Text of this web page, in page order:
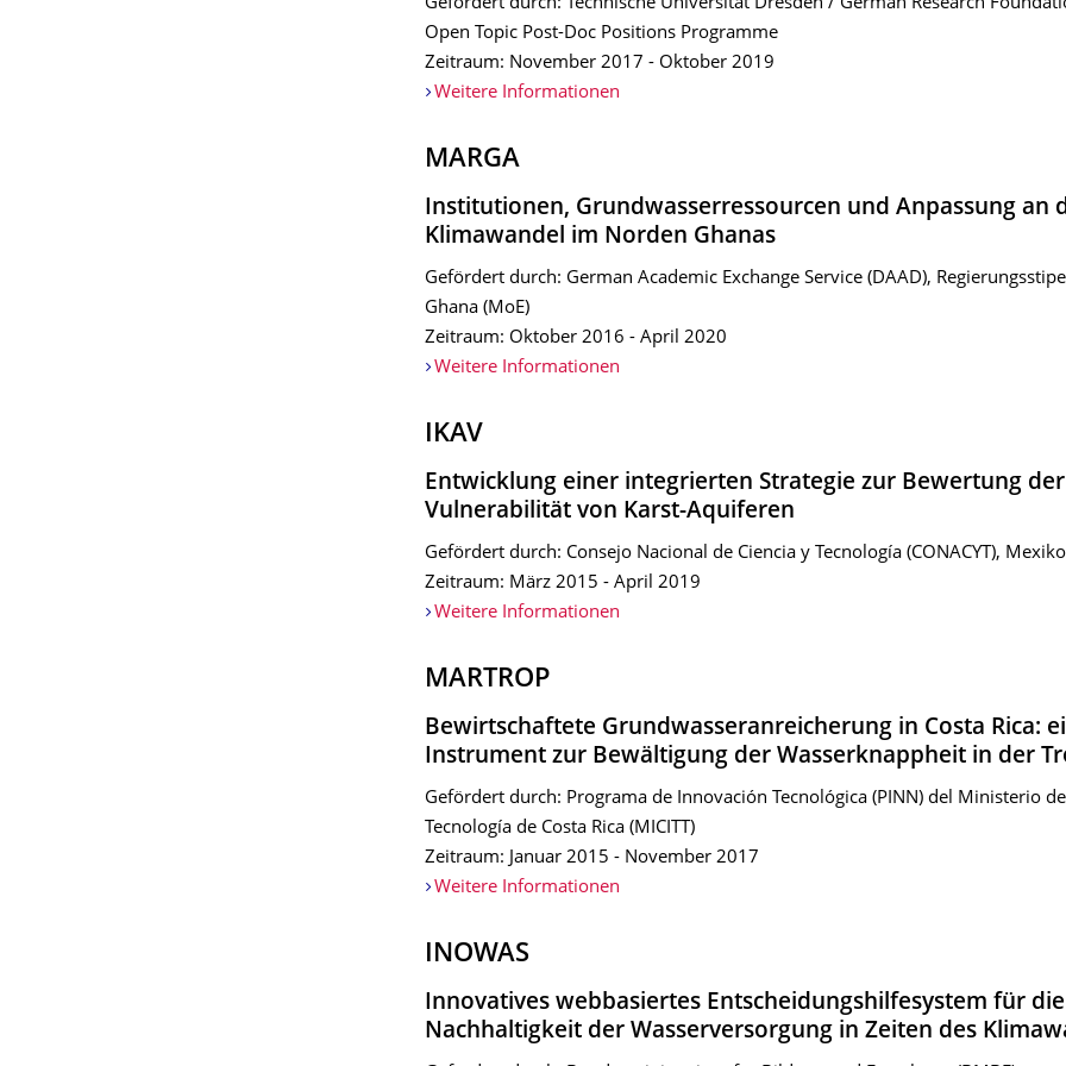
Gefördert durch: Technische Universität Dresden / German Research
Open Topic Post-Doc Positions Programme
Zeitraum: November 2017 - Oktober 2019
Weitere Informationen
MARGA
Institutionen, Grundwasserressourcen und Anpassung an
Klimawandel im Norden Ghanas
Gefördert durch: German Academic Exchange Service (DAAD),
Ghana (MoE)
Zeitraum: Oktober 2016 - April 2020
Weitere Informationen
IKAV
Entwicklung einer integrierten Strategie zur Bewertung der
Vulnerabilität von Karst-Aquiferen
Gefördert durch: Consejo Nacional de Ciencia y Tecnología (CONACYT), Mexiko
Zeitraum: März 2015 - April 2019
Weitere Informationen
MARTROP
Bewirtschaftete Grundwasseranreicherung in Costa Rica:
Instrument zur Bewältigung der Wasserknappheit in der
Gefördert durch: Programa de Innovación Tecnológica (PINN) del Ministerio
Tecnología de Costa Rica (MICITT)
Zeitraum: Januar 2015 - November 2017
Weitere Informationen
INOWAS
Innovatives webbasiertes Entscheidungshilfesystem für die
Nachhaltigkeit der Wasserversorgung in Zeiten des